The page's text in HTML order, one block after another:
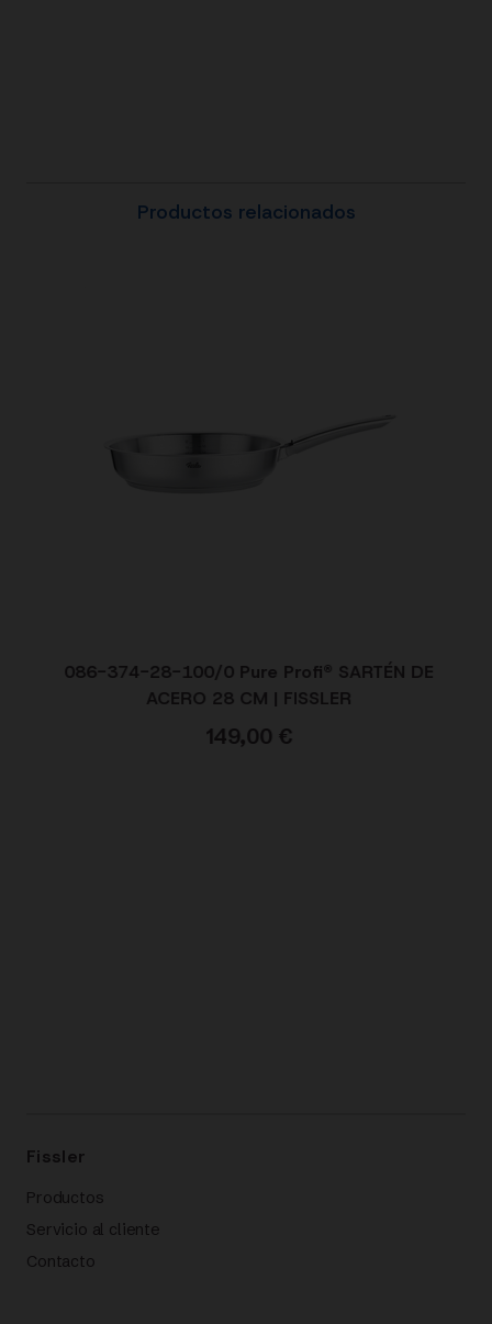
Productos relacionados
086-374-28-100/0 Pure Profi® SARTÉN DE
ACERO 28 CM | FISSLER
149,00 €
Fissler
Productos
Servicio al cliente
Contacto